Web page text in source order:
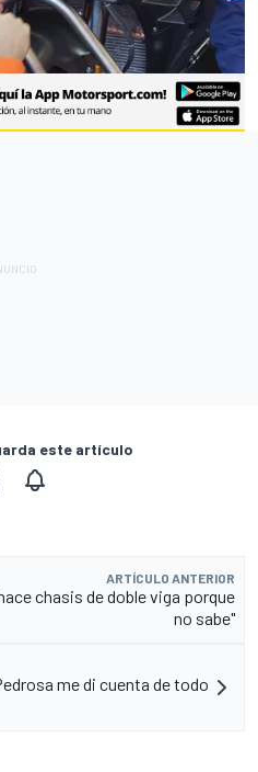
este artículo
ARTÍCULO ANTERIOR
chasis de doble viga porque
no sabe"
me di cuenta de todo